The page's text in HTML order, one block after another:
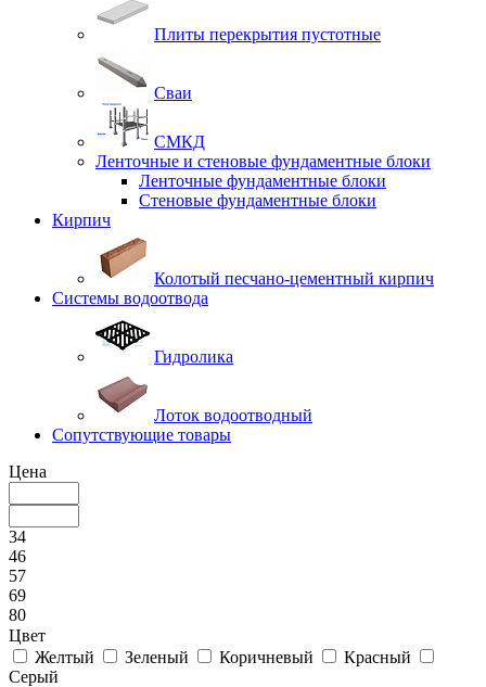
Плиты перекрытия пустотные
Сваи
СМКД
Ленточные и стеновые фундаментные блоки
Ленточные фундаментные блоки
Стеновые фундаментные блоки
Кирпич
Колотый песчано-цементный кирпич
Системы водоотвода
Гидролика
Лоток водоотводный
Сопутствующие товары
Цена
34
46
57
69
80
Цвет
Желтый
Зеленый Коричневый
Красный
Серый